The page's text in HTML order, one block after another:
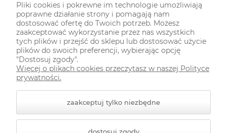
ODWIEDŹ NAS NA
Pliki cookies i pokrewne im technologie umożliwiają
poprawne działanie strony i pomagają nam
dostosować ofertę do Twoich potrzeb. Możesz
zaakceptować wykorzystanie przez nas wszystkich
tych plików i przejść do sklepu lub dostosować użycie
plików do swoich preferencji, wybierając opcję
"Dostosuj zgody".
Więcej o plikach cookies przeczytasz w naszej Polityce
prywatności.
zaakceptuj tylko niezbędne
dostosuj zgody